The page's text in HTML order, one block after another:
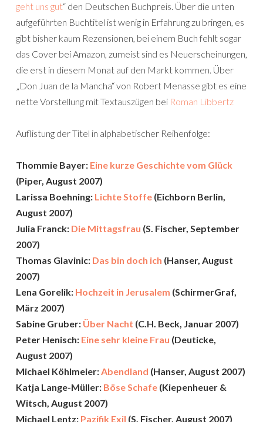
geht uns gut“ den Deutschen Buchpreis. Über die unten
aufgeführten Buchtitel ist wenig in Erfahrung zu bringen, es
gibt bisher kaum Rezensionen, bei einem Buch fehlt sogar
das Cover bei Amazon, zumeist sind es Neuerscheinungen,
die erst in diesem Monat auf den Markt kommen. Über
„Don Juan de la Mancha“ von Robert Menasse gibt es eine
nette Vorstellung mit Textauszügen bei Roman Libbertz
Auflistung der Titel in alphabetischer Reihenfolge:
Thommie Bayer: Eine kurze Geschichte vom Glück
(Piper, August 2007)
Larissa Boehning: Lichte Stoffe (Eichborn Berlin,
August 2007)
Julia Franck: Die Mittagsfrau (S. Fischer, September
2007)
Thomas Glavinic: Das bin doch ich (Hanser, August
2007)
Lena Gorelik: Hochzeit in Jerusalem (SchirmerGraf,
März 2007)
Sabine Gruber: Über Nacht (C.H. Beck, Januar 2007)
Peter Henisch: Eine sehr kleine Frau (Deuticke,
August 2007)
Michael Köhlmeier:Abendland (Hanser, August 2007)
Katja Lange-Müller: Böse Schafe (Kiepenheuer &
Witsch, August 2007)
Michael Lentz: Pazifik Exil (S. Fischer, August 2007)